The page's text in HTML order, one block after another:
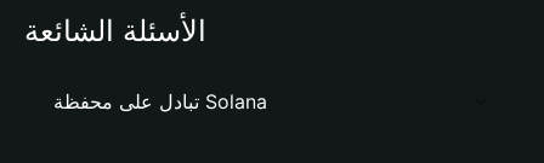
الأسئلة الشائعة
تبادل على محفظة Solana